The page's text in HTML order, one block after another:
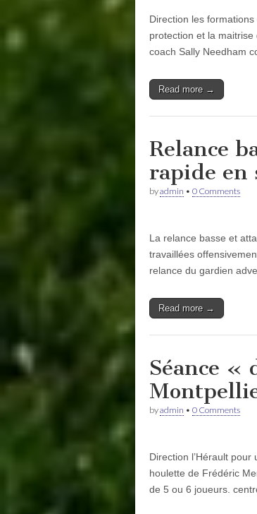
Direction les
protection et la
coach Sally Needham
Read more →
Relance
rapide en
byadmin • 0 Comments
La relance basse et
travaillées
relance du gardien
Read more →
Séance «
byadmin • 0 Comments
Direction l’Hérault
houlette de Frédéric
de 5 ou 6 joueurs.